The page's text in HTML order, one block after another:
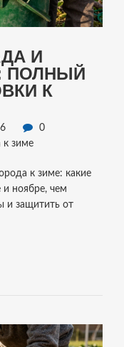
И
ПОЛНЫЙ
К
0
к зиме
к зиме: какие
и ноябре, чем
и защитить от